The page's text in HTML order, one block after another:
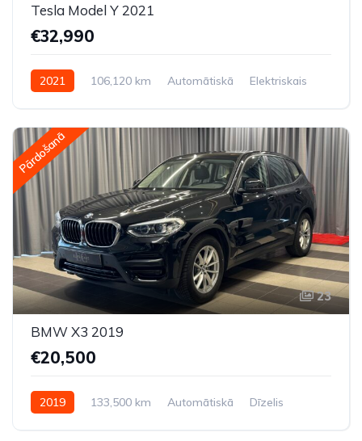
Tesla Model Y 2021
€32,990
2021 106,120 km Automātiskā
Elektriskais
Pārdošanā
23
BMW X3 2019
€20,500
2019 133,500 km Automātiskā
Dīzelis